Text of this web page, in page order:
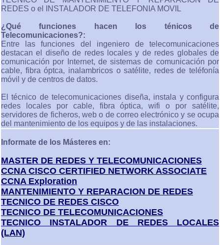
REDES o el INSTALADOR DE TELEFONIA MOVIL
¿Qué funciones hacen los ténicos de
Telecomunicaciones?:
Entre las funciones del ingeniero de telecomunicaciones
destacan el diseño de redes locales y de redes globales de
comunicación por Internet, de sistemas de comunicación por
cable, fibra óptca, inalambricos o satélite, redes de teléfonía
móvil y de centros de datos.
El técnico de telecomunicaciones diseña, instala y configura
redes locales por cable, fibra óptica, wifi o por satélite,
servidores de ficheros, web o de correo electrónico y se ocupa
del mantenimiento de los equipos y de las instalaciones.
Informate de los Másteres en:
MASTER DE REDES Y TELECOMUNICACIONES
CCNA CISCO CERTIFIED NETWORK ASSOCIATE
CCNA Exploration
MANTENIMIENTO Y REPARACION DE REDES
TECNICO DE REDES CISCO
TECNICO DE TELECOMUNICACIONES
TECNICO INSTALADOR DE REDES LOCALES
(LAN)